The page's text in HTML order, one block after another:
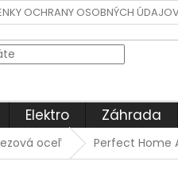
OCHRANY OSOBNÝCH
Elektro Záhrada
oceľ Perfect Home